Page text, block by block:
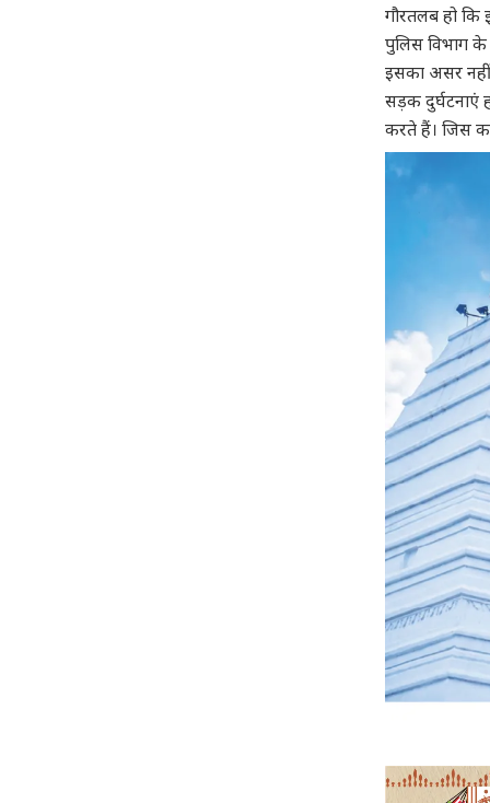
गौरतलब हो कि
पुलिस विभाग के
इसका असर
सड़क दुर्घटनाएं
करते हैं। जिस